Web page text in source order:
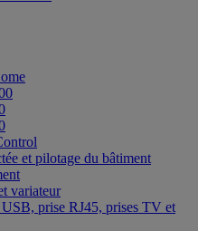
et pilotage du bâtiment
variateur
prise RJ45, prises TV et